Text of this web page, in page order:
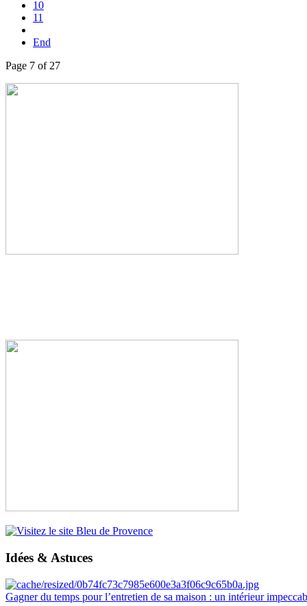
10
11
End
Page 7 of 27
Idées & Astuces
Gagner du temps pour l’entretien de sa maison : un intérieur